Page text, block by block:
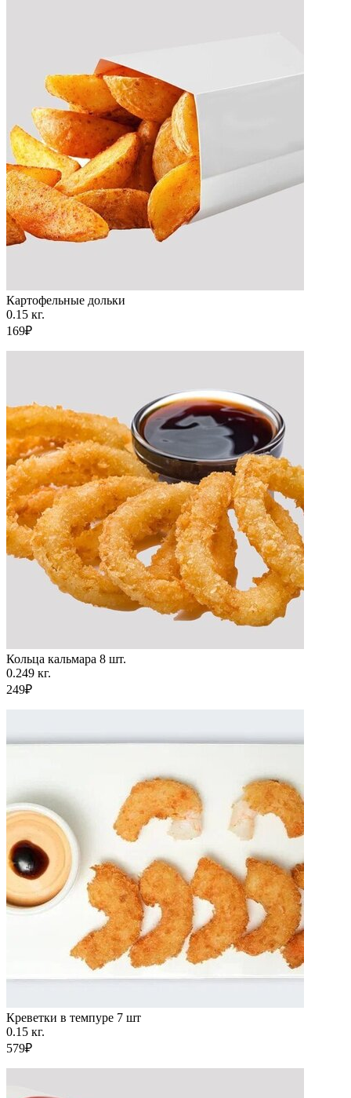
Картофельные дольки
0.15 кг.
169₽
Кольца кальмара 8 шт.
0.249 кг.
249₽
Креветки в темпуре 7 шт
0.15 кг.
579₽